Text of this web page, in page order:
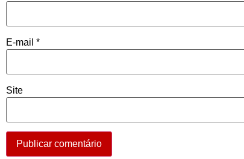
E-mail *
Site